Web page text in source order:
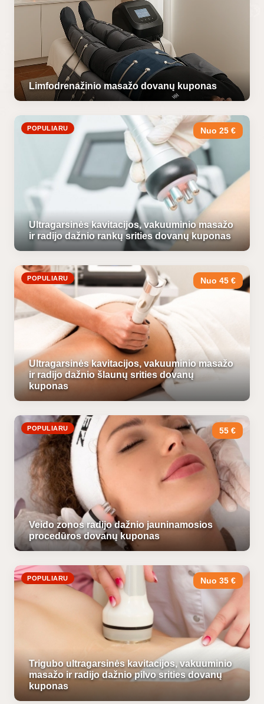
Limfodrenažinio masažo dovanų kuponas
POPULIARU Nuo 25 €
Ultragarsinės kavitacijos, vakuuminio masažo
ir radijo dažnio rankų srities dovanų kuponas
POPULIARU Nuo 45 €
Ultragarsinės kavitacijos, vakuuminio masažo
ir radijo dažnio šlaunų srities dovanų
kuponas
POPULIARU 55 €
Veido zonos radijo dažnio jauninamosios
procedūros dovanų kuponas
POPULIARU Nuo 35 €
Trigubo ultragarsinės kavitacijos, vakuuminio
masažo ir radijo dažnio pilvo srities dovanų
kuponas